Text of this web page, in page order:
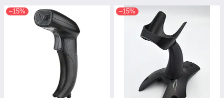
–15% –15%